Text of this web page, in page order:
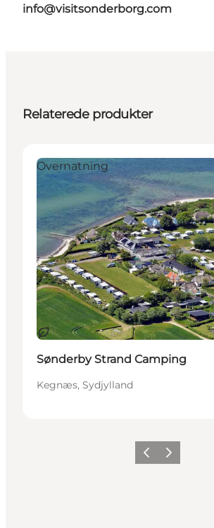
info@visitsonderborg.com
Relaterede produkter
Bæredygtige oplevelser
Overnatning
Sønderby Strand Camping
Kegnæs, Sydjylland
ForrigeNæste